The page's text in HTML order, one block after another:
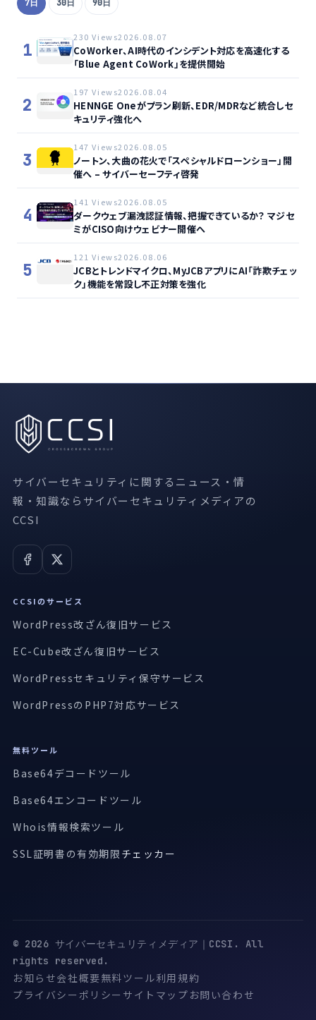
7日 30日 90日
1
230 Views2026.08.07
CoWorker、AI時代のインシデント対応を高速化する
「Blue Agent CoWork」を提供開始
2
197 Views2026.08.04
HENNGE Oneがプラン刷新、EDR/MDRなど統合しセ
キュリティ強化へ
3
147 Views2026.08.05
ノートン、大曲の花火で「スペシャルドローンショー」開
催へ – サイバーセーフティ啓発
4
141 Views2026.08.05
ダークウェブ漏洩認証情報、把握できているか？ マジセ
ミがCISO向けウェビナー開催へ
5
121 Views2026.08.06
JCBとトレンドマイクロ、MyJCBアプリにAI「詐欺チェッ
ク」機能を常設し不正対策を強化
サイバーセキュリティに関するニュース・情
報・知識ならサイバーセキュリティメディアの
CCSI
CCSIのサービス
WordPress改ざん復旧サービス
EC-Cube改ざん復旧サービス
WordPressセキュリティ保守サービス
WordPressのPHP7対応サービス
無料ツール
Base64デコードツール
Base64エンコードツール
Whois情報検索ツール
SSL証明書の有効期限 チェッカー
© 2026 サイバーセキュリティメディア｜CCSI. All
rights reserved.
お知らせ会社概要無料ツール利用規約
プライバシーポリシー サイトマップ お問い合わせ